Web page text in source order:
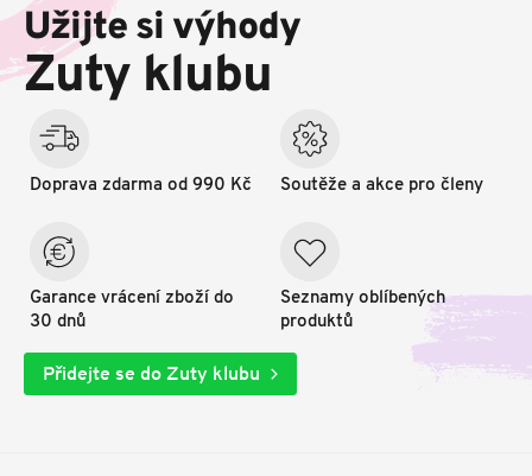
a
í
Užijte si výhody
Zuty klubu
Doprava zdarma od 990 Kč
Garance vrácení zboží do
30 dnů
Soutěže a akce pro členy
Seznamy oblíbených
produktů
Přidejte se do Zuty klubu